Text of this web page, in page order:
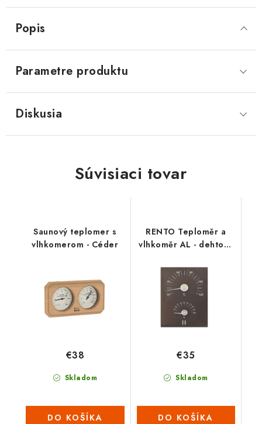
Popis
Parametre produktu
Diskusia
Súvisiaci tovar
Saunový teplomer s
vlhkomerom - Céder
Skladom
€38
DO KOŠÍKA
RENTO Teploměr a
vlhkoměr AL - dehtově
Skladom
€35
DO KOŠÍKA